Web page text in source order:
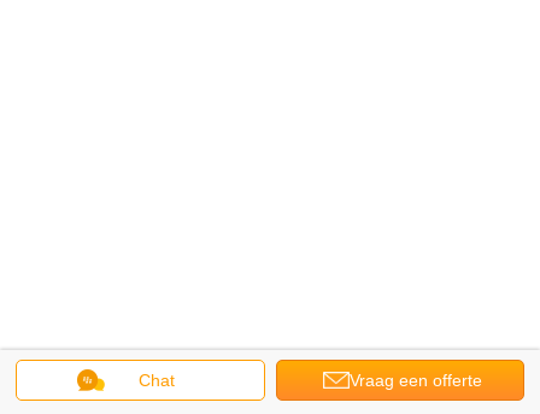
Chat Vraag een offerte